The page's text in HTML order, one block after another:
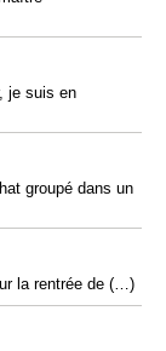
je suis en
groupé dans un
la rentrée de (…)